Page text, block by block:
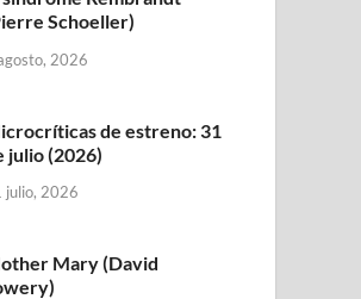
Schoeller)
2026
de estreno: 31
julio (2026)
julio, 2026
Mary (David